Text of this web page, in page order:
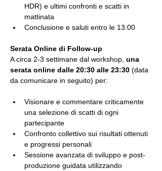
HDR) e ultimi confronti e scatti in
mattinata
Conclusione e saluti entro le 13:00
Serata Online di Follow-up
A circa 2-3 settimane dal workshop, una
serata online dalle 20:30 alle 23:30 (data
da comunicare in seguito) per:
Visionare e commentare criticamente
una selezione di scatti di ogni
partecipante
Confronto collettivo sui risultati ottenuti
e progressi personali
Sessione avanzata di sviluppo e post-
produzione guidata utilizzando